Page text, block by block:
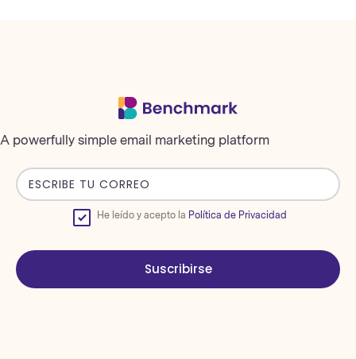
A powerfully simple email marketing platform
He leído y acepto la Política de Privacidad
Suscribirse